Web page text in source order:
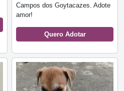
Campos dos Goytacazes. Adote
amor!
Quero Adotar